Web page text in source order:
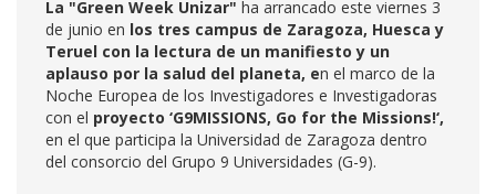
La "Green Week Unizar" ha arrancado este viernes 3
de junio en los tres campus de Zaragoza, Huesca y
Teruel con la lectura de un manifiesto y un
aplauso por la salud del planeta, en el marco de la
Noche Europea de los Investigadores e Investigadoras
con el proyecto ‘G9MISSIONS, Go for the Missions!‘,
en el que participa la Universidad de Zaragoza dentro
del consorcio del Grupo 9 Universidades (G-9).